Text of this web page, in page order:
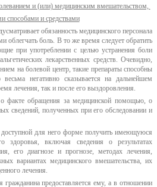
и (или) медицинским вмешательством,
способами и средствами
обязанность медицинского персонала
облегчать боль. В то же время следует обратить
при употреблении с целью устранения боли
лекарственных средств. Очевидно,
на болевой центр, такие препараты способны
негативно сказывается на дальнейшем
лечения, так и после его выздоровления.
факте обращения за медицинской помощью, о
сведений, полученных при его обследовании и
для него форме получить имеющуюся
здоровья, включая сведения о результатах
его диагнозе и прогнозе, методах лечения,
вариантах медицинского вмешательства, их
лечения.
предоставляется ему, а в отношении